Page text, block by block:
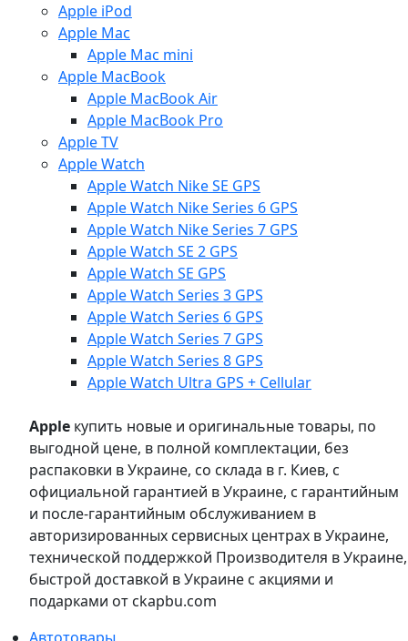
Apple iPod
Apple Mac
Apple Mac mini
Apple MacBook
Apple MacBook Air
Apple MacBook Pro
Apple TV
Apple Watch
Apple Watch Nike SE GPS
Apple Watch Nike Series 6 GPS
Apple Watch Nike Series 7 GPS
Apple Watch SE 2 GPS
Apple Watch SE GPS
Apple Watch Series 3 GPS
Apple Watch Series 6 GPS
Apple Watch Series 7 GPS
Apple Watch Series 8 GPS
Apple Watch Ultra GPS + Cellular
Apple купить новые и оригинальные товары, по
выгодной цене, в полной комплектации, без
распаковки в Украине, со склада в г. Киев, с
официальной гарантией в Украине, с гарантийным
и после-гарантийным обслуживанием в
авторизированных сервисных центрах в Украине,
технической поддержкой Производителя в Украине,
быстрой доставкой в Украине с акциями и
подарками от ckapbu.com